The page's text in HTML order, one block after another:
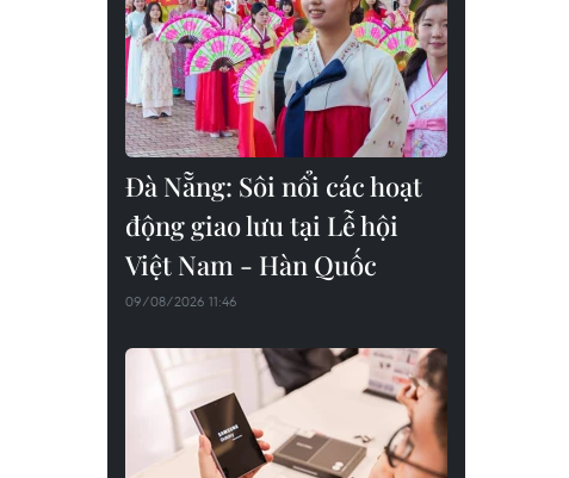
Đà Nẵng: Sôi nổi các hoạt
động giao lưu tại Lễ hội
Việt Nam - Hàn Quốc
09/08/2026 11:46